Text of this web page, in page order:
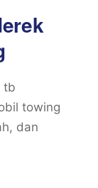
tb
towing
dan